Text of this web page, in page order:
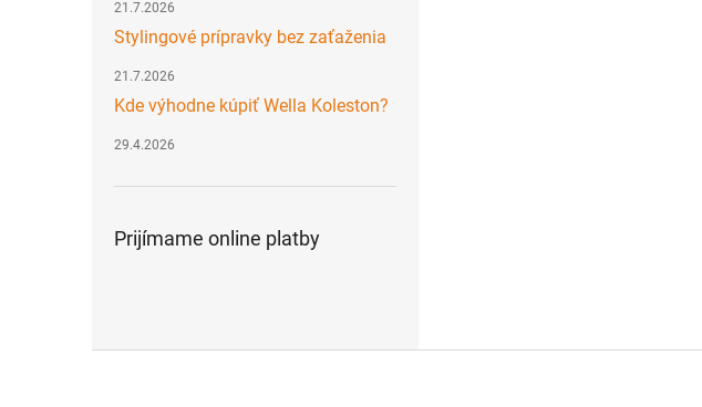
21.7.2026
Stylingové prípravky bez zaťaženia
21.7.2026
Kde výhodne kúpiť Wella Koleston?
29.4.2026
Prijímame online platby